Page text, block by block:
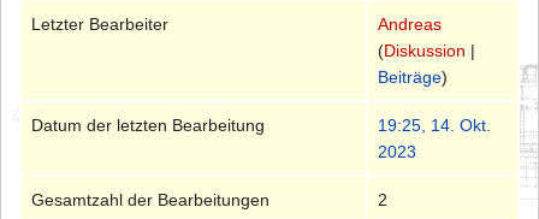
Letzter Bearbeiter
Andreas
(Diskussion |
Beiträge)
Datum der letzten Bearbeitung
19:25, 14. Okt.
2023
Gesamtzahl der Bearbeitungen 2